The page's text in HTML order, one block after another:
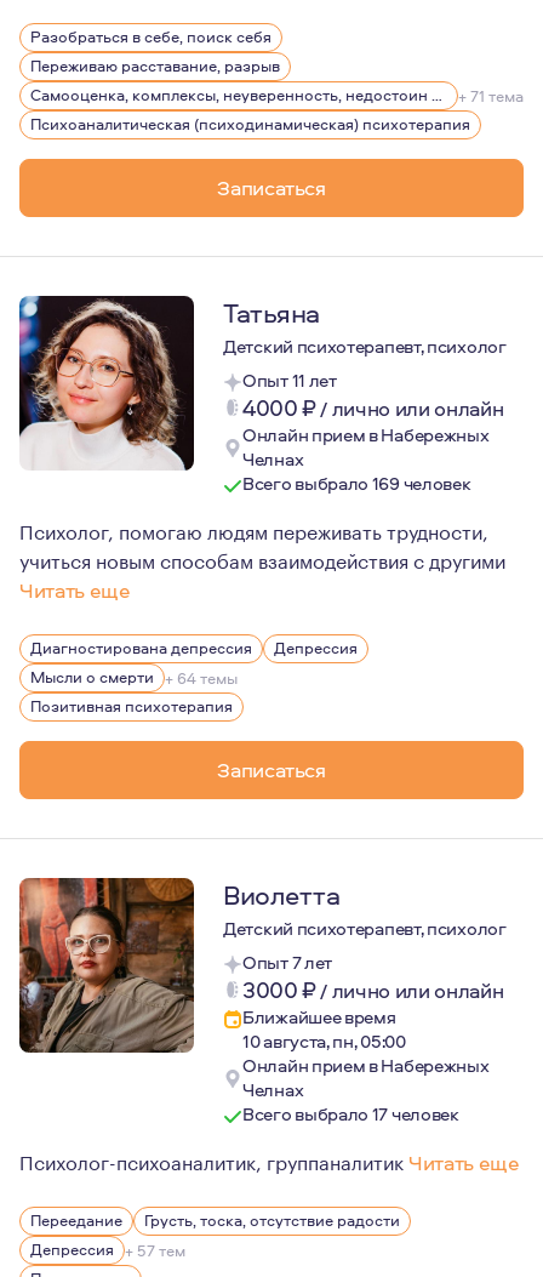
Более 11 лет личной терапии.
5 лет практики консультирования.
Образование: Магистр психологии (диплом с
Разобраться в себе, поиск себя
Переживаю расставание, разрыв
Самооценка, комплексы, неуверенность, недостоин своей должности или положения в обществе
+ 71 тема
Психоаналитическая (психодинамическая) психотерапия
Записаться
Татьяна
Детский психотерапевт, психолог
Опыт 11 лет
4000₽/лично или онлайн
Онлайн прием в Набережных
Челнах
Всего выбрало 169 человек
Психолог, помогаю людям переживать трудности,
учиться новым способам взаимодействия с другими
Читать еще
Некоторое время я была клиентом психолога.
Диагностирована депрессия
Депрессия
Мысли о смерти + 64 темы
Позитивная психотерапия
Записаться
Виолетта
Детский психотерапевт, психолог
Опыт 7 лет
3000₽/лично или онлайн
Ближайшее время
10 августа, пн, 05:00
Онлайн прием в Набережных
Челнах
Всего выбрало 17 человек
Психолог-психоаналитик, группаналитик Читать еще
Желание быть психологом появилось в раннем
С 2019 по 2022гг. работала педагогом-психологом во
Переедание
Грусть, тоска, отсутствие радости
Депрессия + 57 тем